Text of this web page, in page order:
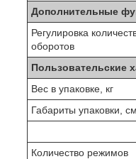
Дополнительные
Регулировка
оборотов
Пользовательские
Вес в упаковке, кг
Габариты упаковки, cм
Количество режимов